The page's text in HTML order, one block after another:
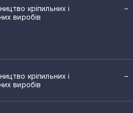
кріпильних і
виробів
–
кріпильних і
виробів
–